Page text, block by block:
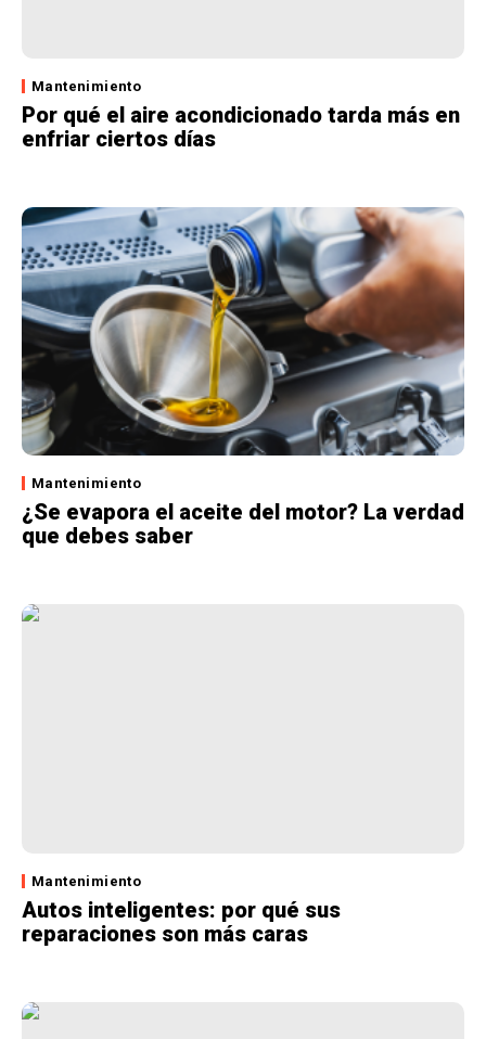
Mantenimiento
Por qué el aire acondicionado tarda más en
enfriar ciertos días
Mantenimiento
¿Se evapora el aceite del motor? La verdad
que debes saber
Mantenimiento
Autos inteligentes: por qué sus
reparaciones son más caras